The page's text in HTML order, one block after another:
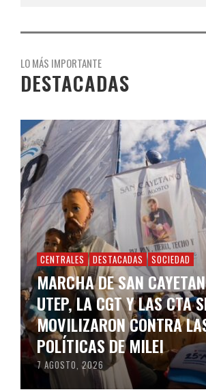
LO MÁS IMPORTANTE
DESTACADAS
CENTRALES DESTACADAS SOCIEDAD
MARCHA DE SAN
UTEP, LA CGT Y LAS CTA
MOVILIZARON CONTRA
POLÍTICAS DE MILEI
7 AGOSTO, 2026